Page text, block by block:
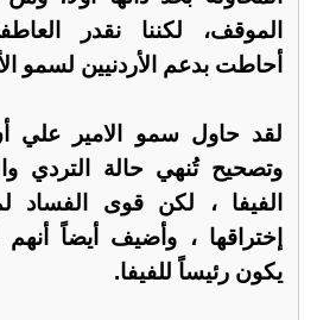
الموقف، لكننا نقدر
أحاطت بدعم الأردنيين لسمو
لقد حاول سمو الامير علي
وتصحيح تُنهي حالة التردي
الفيفا ، لكن قوى
إختراقها ، وأضيف أيضاً أنهم
يكون رئيساً للفيفا.